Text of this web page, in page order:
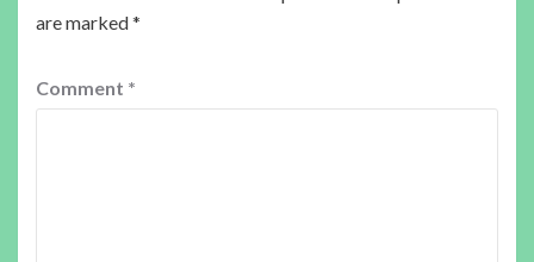
are marked*
Comment *